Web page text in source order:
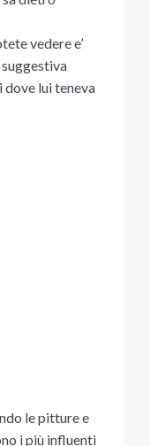
vedere e’
lui teneva
le pitture e
i più influenti